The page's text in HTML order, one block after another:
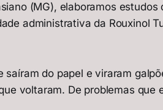
(MG), elaboramos estudos
administrativa da Rouxinol
saíram do papel e viraram
voltaram. De problemas que